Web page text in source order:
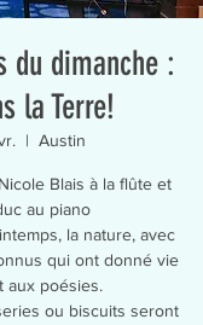
du dimanche :
la Terre!
  |
Austin
Blais à la flûte et
au piano
la nature, avec
qui ont donné vie
aux poésies.
ou biscuits seront